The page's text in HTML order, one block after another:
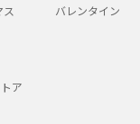
バレンタイン
ア